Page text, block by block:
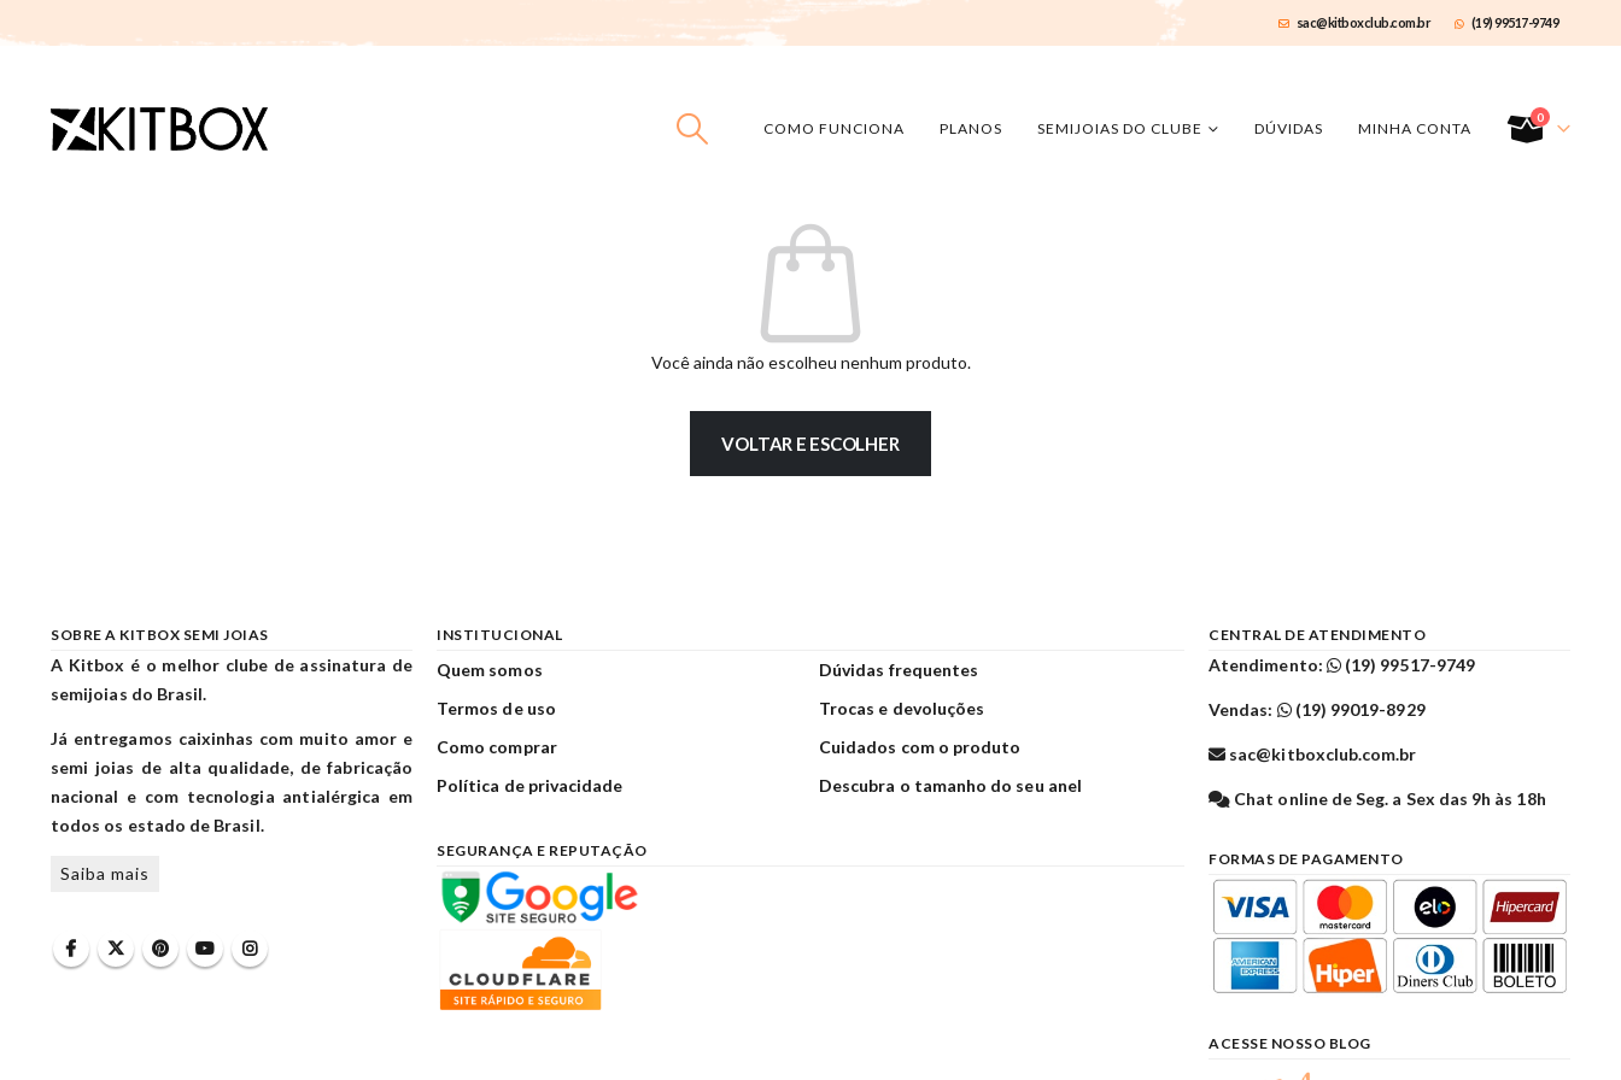
sac@kitboxclub.com.br (19) 99517-9749
COMO FUNCIONA PLANOS SEMIJOIAS DO CLUBE DÚVIDAS MINHA CONTA
0
Você ainda não escolheu nenhum produto.
VOLTAR E ESCOLHER
SOBRE A KITBOX SEMI JOIAS
A Kitbox é o melhor clube de assinatura de
semijoias do Brasil.
Já entregamos caixinhas com muito amor e
semi joias de alta qualidade, de fabricação
nacional e com tecnologia antialérgica em
todos os estado de Brasil.
Saiba mais
INSTITUCIONAL
Quem somos
Termos de uso
Como comprar
Política de privacidade
Dúvidas frequentes
Trocas e devoluções
Cuidados com o produto
Descubra o tamanho do seu anel
SEGURANÇA E REPUTAÇÃO
CENTRAL DE ATENDIMENTO
Atendimento: (19) 99517-9749
Vendas: (19) 99019-8929
sac@kitboxclub.com.br
Chat online de Seg. a Sex das 9h às 18h
FORMAS DE PAGAMENTO
ACESSE NOSSO BLOG